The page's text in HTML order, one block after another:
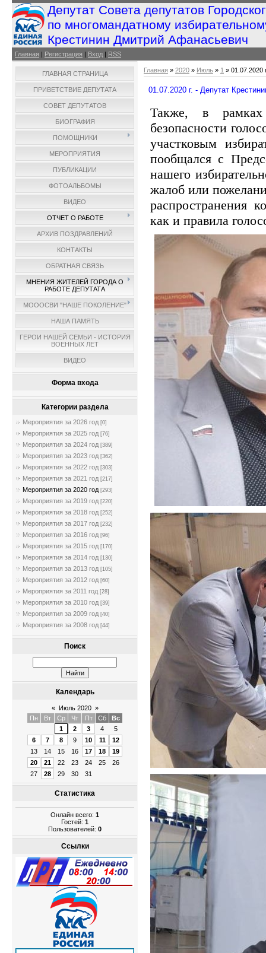
Депутат Совета депутатов
по многомандатному
Крестинин Дмитрий Афанасьевич
Главная | Регистрация | Вход | RSS
ГЛАВНАЯ СТРАНИЦА
ПРИВЕТСТВИЕ ДЕПУТАТА
СОВЕТ ДЕПУТАТОВ
БИОГРАФИЯ
ПОМОЩНИКИ
МЕРОПРИЯТИЯ
ПУБЛИКАЦИИ
ФОТОАЛЬБОМЫ
ВИДЕО
ОТЧЕТ О РАБОТЕ
АРХИВ ПОЗДРАВЛЕНИЙ
КОНТАКТЫ
ОБРАТНАЯ СВЯЗЬ
МНЕНИЯ ЖИТЕЛЕЙ ГОРОДА О
РАБОТЕ ДЕПУТАТА
МОООСВИ "НАШЕ ПОКОЛЕНИЕ"
НАША ПАМЯТЬ
ГЕРОИ НАШЕЙ СЕМЬИ - ИСТОРИЯ
ВОЕННЫХ ЛЕТ
ВИДЕО
Форма входа
Категории раздела
Мероприятия за 2026 год [0]
Мероприятия за 2025 год [76]
Мероприятия за 2024 год [389]
Мероприятия за 2023 год [362]
Мероприятия за 2022 год [303]
Мероприятия за 2021 год [217]
Мероприятия за 2020 год [293]
Мероприятия за 2019 год [220]
Мероприятия за 2018 год [252]
Мероприятия за 2017 год [232]
Мероприятия за 2016 год [96]
Мероприятия за 2015 год [170]
Мероприятия за 2014 год [130]
Мероприятия за 2013 год [105]
Мероприятия за 2012 год [60]
Мероприятия за 2011 год [28]
Мероприятия за 2010 год [39]
Мероприятия за 2009 год [40]
Мероприятия за 2008 год [44]
Поиск
Календарь
« Июль 2020 »
Пн
Вт Ср Чт Пт Сб
Вс
1
2 3 4
5
6
7 8 9 10 11
12
13
14 15 16 17 18
19
20
21 22 23 24 25
26
27
28 29 30 31
Статистика
Онлайн всего: 1
Гостей: 1
Пользователей: 0
Ссылки
Главная » 2020 » Июль » 1 » 01.07.2020
01.07.2020 г. - Депутат
Также, в рамках
безопасности
участковым
пообщался с
нашего
жалоб или
распространения
как и правила